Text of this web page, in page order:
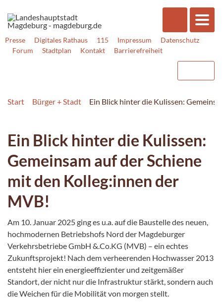
Presse Digitales Rathaus 115 Impressum
Datenschutz
Forum
Stadtplan Kontakt Barrierefreiheit
Start Bürger + Stadt Ein Blick hinter die Kulissen:
Ein Blick hinter die Kulissen:
Gemeinsam auf der Schiene
mit den Kolleg:innen der
MVB!
Am 10. Januar 2025 ging es u.a. auf die Baustelle des neuen,
hochmodernen Betriebshofs Nord der Magdeburger
Verkehrsbetriebe GmbH &.Co.KG (MVB) – ein echtes
Zukunftsprojekt! Nach dem verheerenden Hochwasser 2013
entsteht hier ein energieeffizienter und zeitgemäßer
Standort, der nicht nur die Infrastruktur stärkt, sondern auch
die Weichen für die Mobilität von morgen stellt.